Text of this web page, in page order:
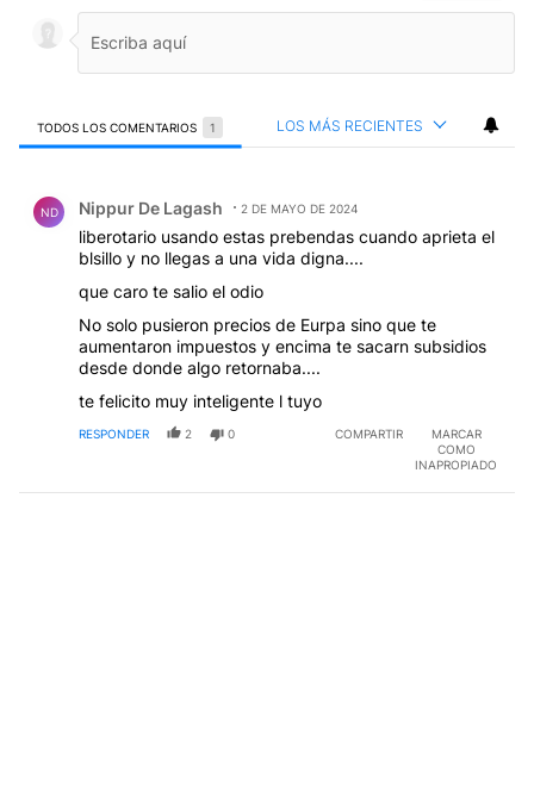
TODOS LOS COMENTARIOS 1 LOS MÁS RECIENTES
ND Nippur De Lagash 2 DE MAYO DE 2024
liberotario usando estas prebendas cuando aprieta el
blsillo y no llegas a una vida digna....
que caro te salio el odio
No solo pusieron precios de Eurpa sino que te
aumentaron impuestos y encima te sacarn subsidios
desde donde algo retornaba....
te felicito muy inteligente l tuyo
RESPONDER 2 0 COMPARTIR
MARCAR
COMO
INAPROPIADO